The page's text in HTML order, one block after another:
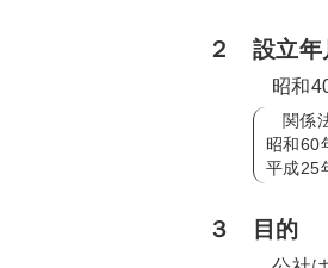
２ 設立年
昭和
関係
昭和60
平成25
３ 目的